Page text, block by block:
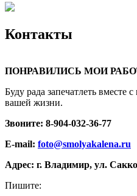
Контакты
ПОНРАВИЛИСЬ МОИ
Буду рада запечатлеть
вашей жизни.
Звоните: 8-904-032-36-77
E-mail: foto@smolyakalena.ru
Адрес: г. Владимир, ул.
Пишите: